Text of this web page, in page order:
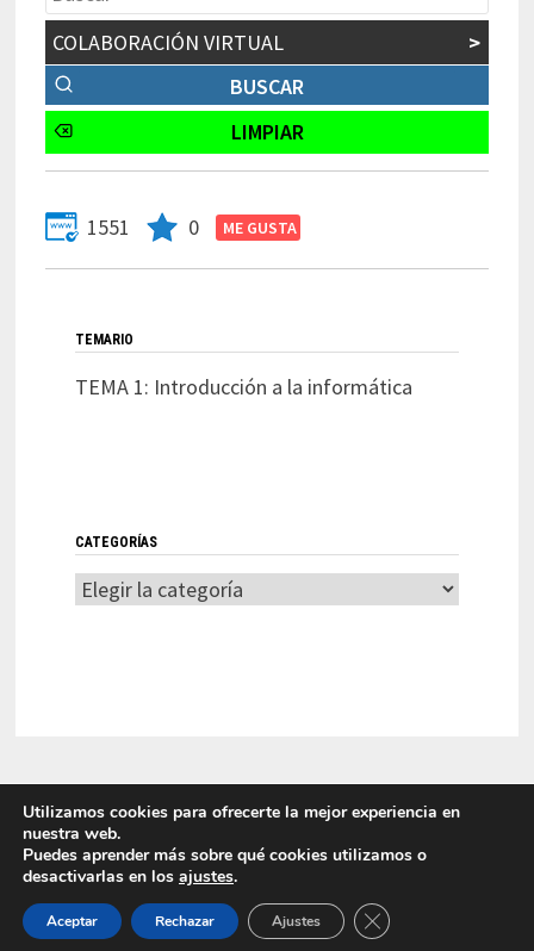
COLABORACIÓN VIRTUAL >
1551 0
TEMARIO
TEMA 1: Introducción a la informática
CATEGORÍAS
Categorías
LITI 2025 Laboratorio de Innovación en Tecnologías de la
Información Funciona con
WordPress Bam.
Utilizamos cookies para ofrecerte la mejor experiencia en
nuestra web.
Puedes aprender más sobre qué cookies utilizamos o
desactivarlas en los ajustes.
Aceptar Rechazar Ajustes CERRAR EL